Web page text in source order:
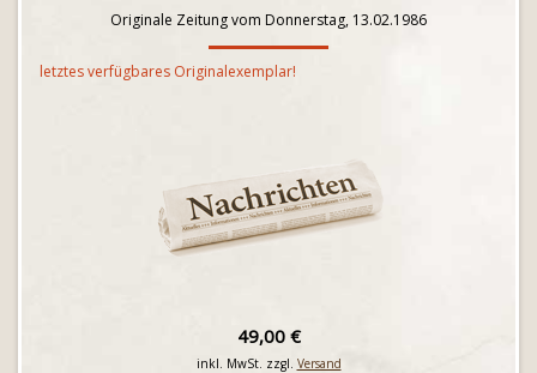
Originale Zeitung vom Donnerstag, 13.02.1986
letztes verfügbares Originalexemplar!
49,00 €
inkl. MwSt. zzgl. Versand